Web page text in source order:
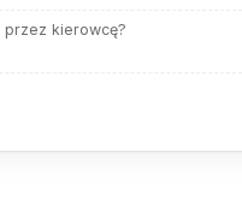
przez kierowcę?